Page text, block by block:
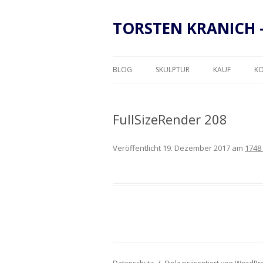
TORSTEN KRANICH
BLOG SKULPTUR KAUF
FullSizeRender 208
Veröffentlicht 19. Dezember 2017 am